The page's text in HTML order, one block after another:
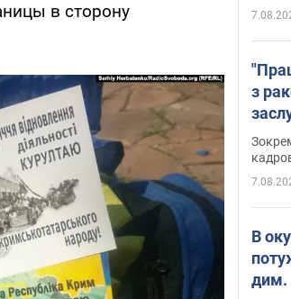
в сторону
з
В
дим.